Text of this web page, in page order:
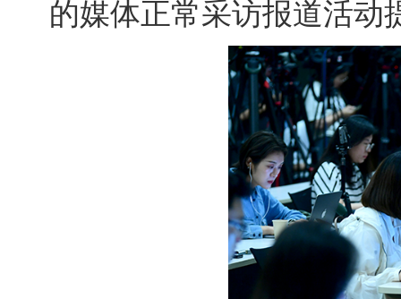
的媒体正常采访报道活动